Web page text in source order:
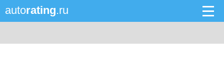
autorating.ru